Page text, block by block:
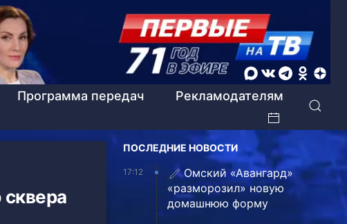
Программа передач
Рекламодателям
ПОСЛЕДНИЕ НОВОСТИ
17:12
Омский «Авангард»
«разморозил» новую
домашнюю форму